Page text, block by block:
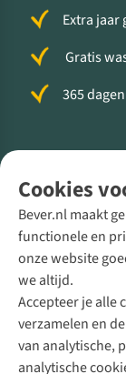
Cookies
Bever.nl maakt
functionele en
onze website
we altijd.
Accepteer je alle
verzamelen en
van analytische,
analytische
Extra jaar
Gratis
365
Direct advies
+31 (0)85
+31 6 12 28